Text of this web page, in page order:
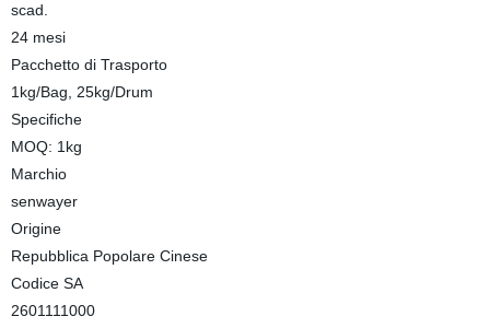
scad.
24 mesi
Pacchetto di Trasporto
1kg/Bag, 25kg/Drum
Specifiche
MOQ: 1kg
Marchio
senwayer
Origine
Repubblica Popolare Cinese
Codice SA
2601111000